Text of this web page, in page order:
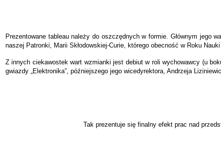
Prezentowane tableau należy do oszczędnych w formie. Głównym jego
naszej Patronki, Marii Skłodowskiej-Curie, którego obecność w Roku
Z innych ciekawostek wart wzmianki jest debiut w roli wychowawcy (u
gwiazdy „Elektronika”, późniejszego jego wicedyrektora, Andrzeja
Tak prezentuje się finalny efekt prac nad